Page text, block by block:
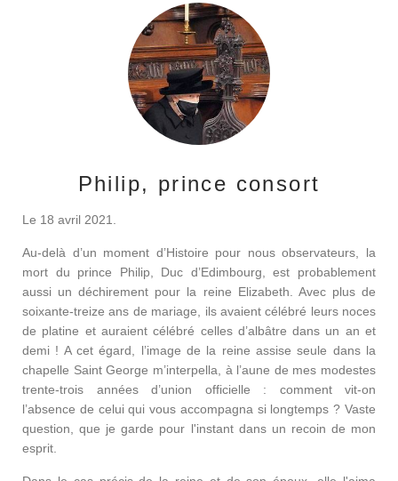
Philip, prince consort
Le 18 avril 2021.
Au-delà d’un moment d’Histoire pour nous observateurs, la
mort du prince Philip, Duc d’Edimbourg, est probablement
aussi un déchirement pour la reine Elizabeth. Avec plus de
soixante-treize ans de mariage, ils avaient célébré leurs noces
de platine et auraient célébré celles d’albâtre dans un an et
demi ! A cet égard, l’image de la reine assise seule dans la
chapelle Saint George m’interpella, à l’aune de mes modestes
trente-trois années d’union officielle : comment vit-on
l’absence de celui qui vous accompagna si longtemps ? Vaste
question, que je garde pour l'instant dans un recoin de mon
esprit.